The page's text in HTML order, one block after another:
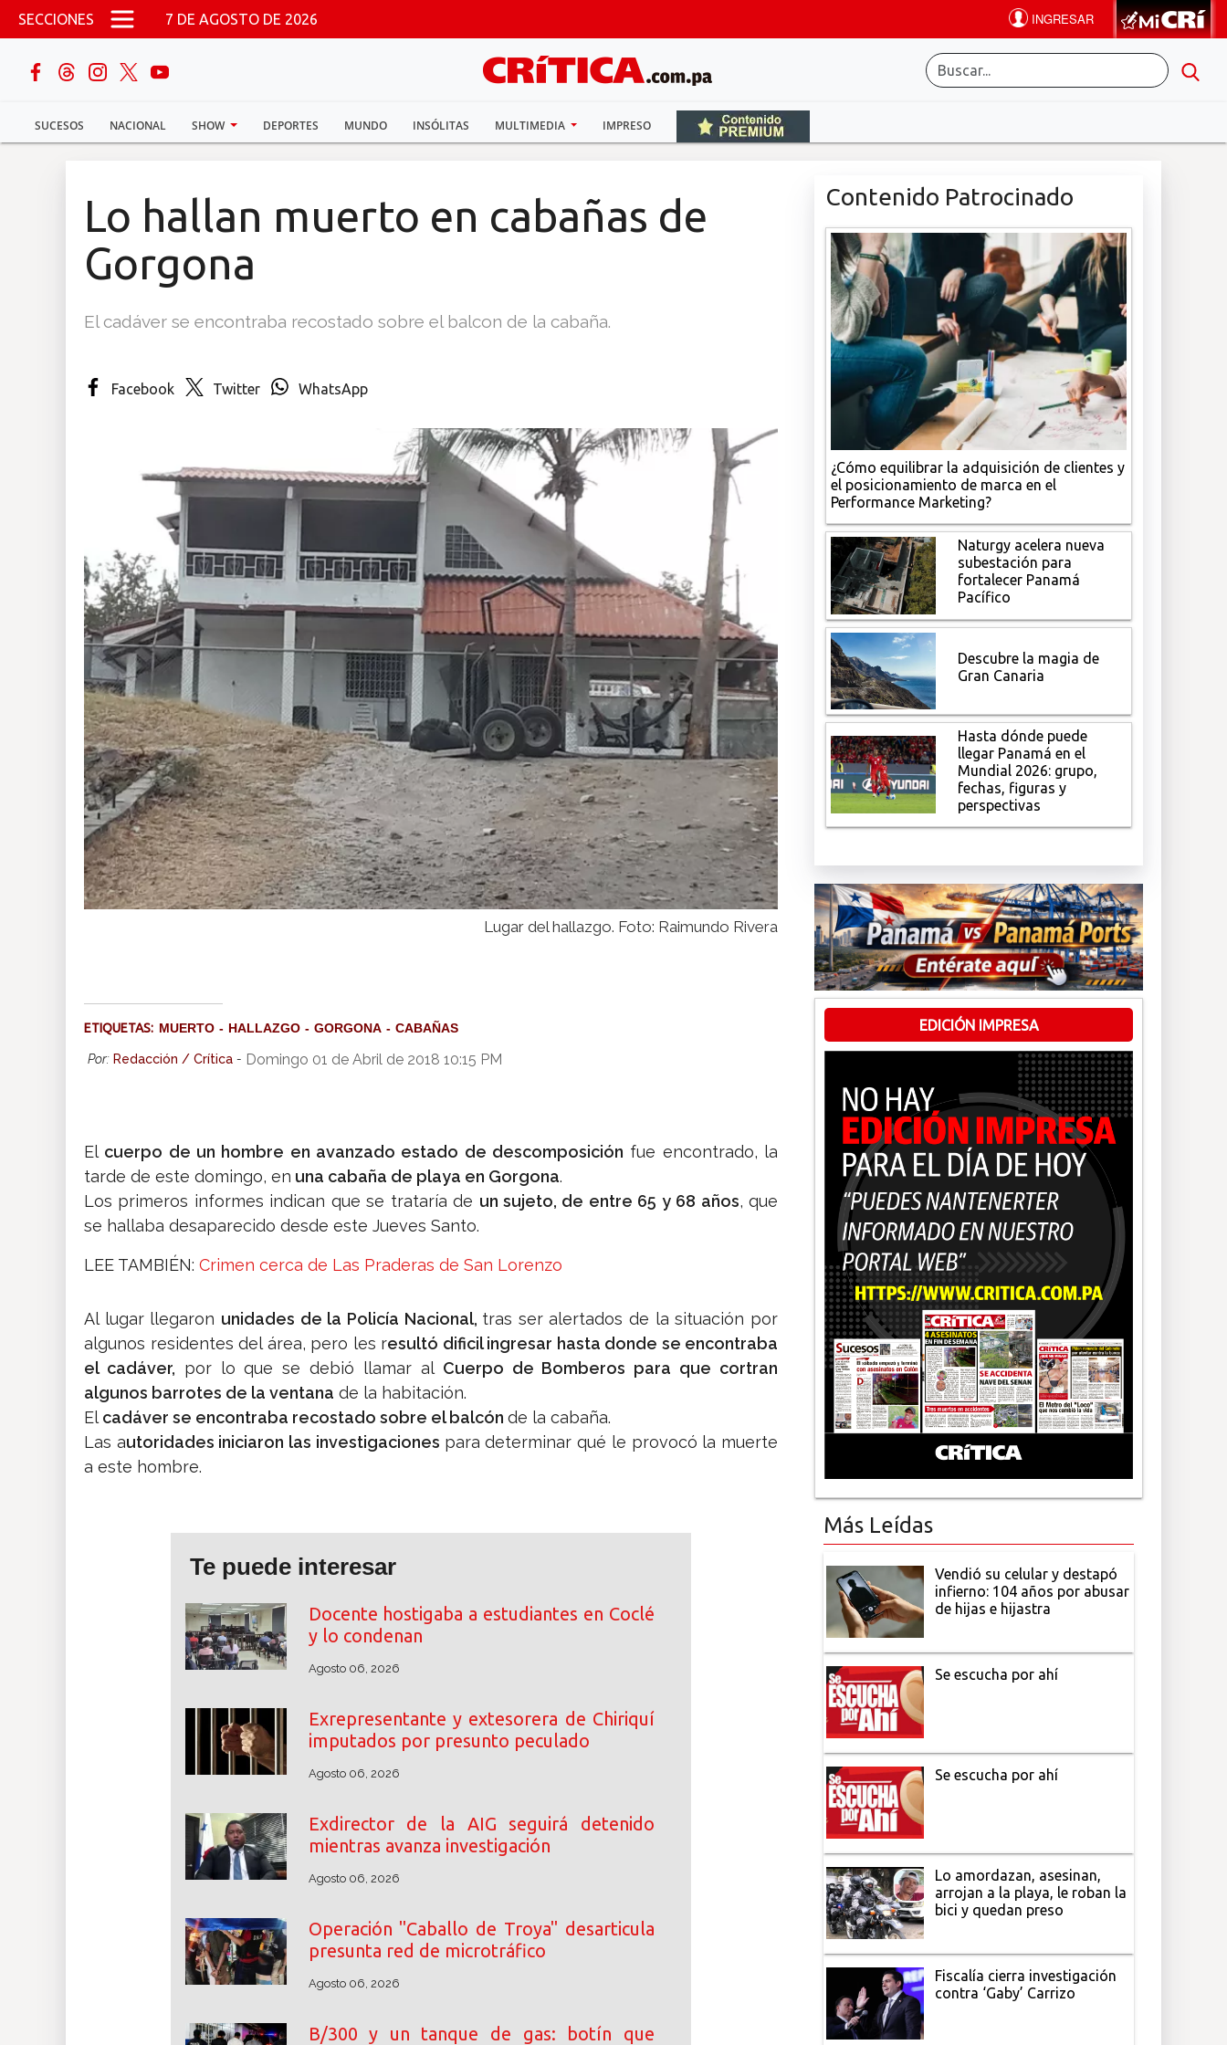
Pasar al contenido principal
SECCIONES 7 DE AGOSTO DE 2026
SUCESOS NACIONAL SHOW DEPORTES MUNDO INSÓLITAS MULTIMEDIA IMPRESO
buscar
Sucesos
Lo hallan muerto en cabañas de
Gorgona
El cadáver se encontraba recostado sobre el balcon de la cabaña.
Facebook Twitter WhatsApp
Lugar del hallazgo. Foto: Raimundo Rivera
ETIQUETAS: MUERTO HALLAZGO GORGONA CABAÑAS
Por: Redacción / Crítica - Domingo 01 de Abril de 2018 10:15 PM
Elcuerpo de un hombre en avanzado estado de descomposición fue encontrado, la
tarde de este domingo, en una cabaña de playa en Gorgona.
Los primeros informes indican que se trataría de un sujeto, de entre 65 y 68 años, que
se hallaba desaparecido desde este Jueves Santo.
LEE TAMBIÉN: Crimen cerca de Las Praderas de San Lorenzo
Al lugar llegaron unidades de la Policía Nacional, tras ser alertados de la situación por
algunos residentes del área, pero les resultó dificil ingresar hasta donde se encontraba
el cadáver, por lo que se debió llamar alCuerpo de Bomberos para que cortran
algunos barrotes de la ventana de la habitación.
Elcadáver se encontraba recostado sobre el balcón de la cabaña.
Las autoridades iniciaron las investigaciones para determinar qué le provocó la muerte
a este hombre.
Te puede interesar
Docente hostigaba a estudiantes en Coclé
y lo condenan
Agosto 06, 2026
Exrepresentante y extesorera de Chiriquí
imputados por presunto peculado
Agosto 06, 2026
Exdirector de la AIG seguirá detenido
mientras avanza investigación
Agosto 06, 2026
Operación "Caballo de Troya" desarticula
presunta red de microtráfico
Agosto 06, 2026
B/300 y un tanque de gas: botín que
Contenido Patrocinado
¿Cómo equilibrar la adquisición de clientes y
el posicionamiento de marca en el
Performance Marketing?
Naturgy acelera nueva
subestación para
fortalecer Panamá
Pacífico
Descubre la magia de
Gran Canaria
Hasta dónde puede
llegar Panamá en el
Mundial 2026: grupo,
fechas, figuras y
perspectivas
EDICIÓN IMPRESA
Más Leídas
Vendió su celular y destapó
infierno: 104 años por abusar
de hijas e hijastra
Se escucha por ahí
Se escucha por ahí
Lo amordazan, asesinan,
arrojan a la playa, le roban la
bici y quedan preso
Fiscalía cierra investigación
contra ‘Gaby’ Carrizo